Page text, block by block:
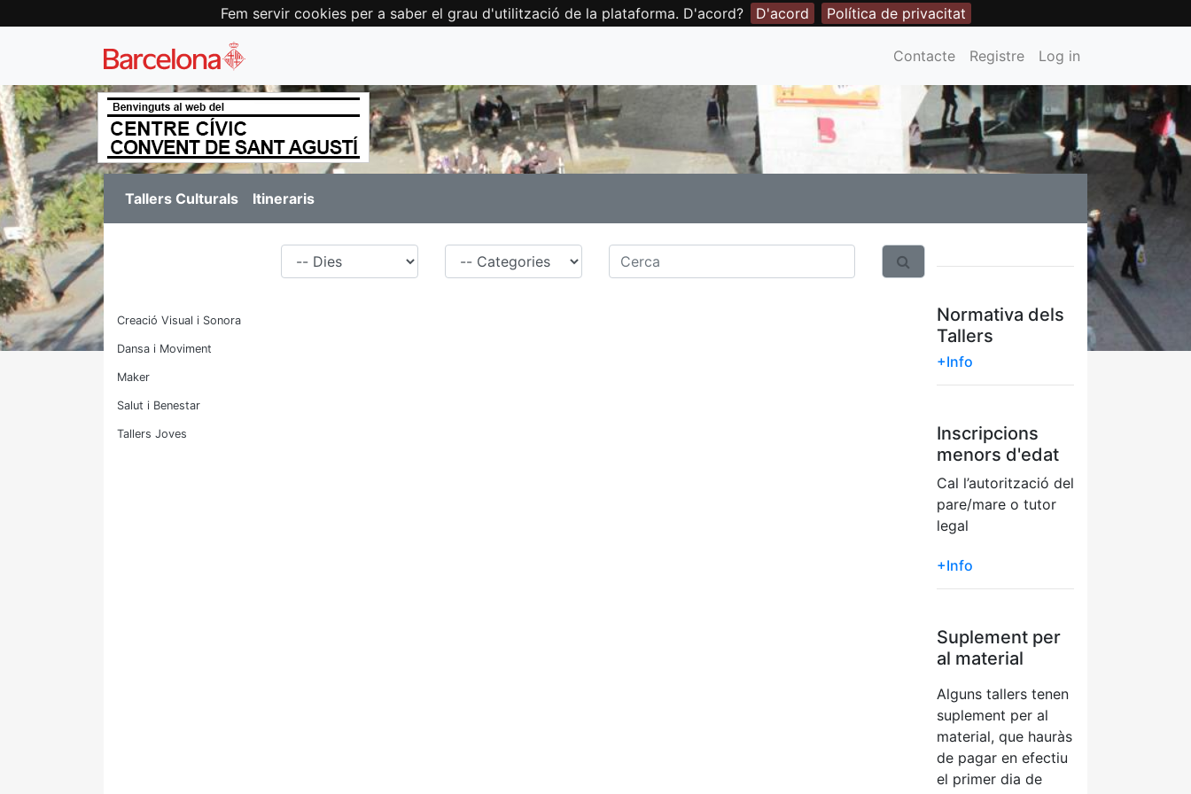
Fem servir cookies per a saber el grau d'utilització de la plataforma. D'acord? D'acord Política de privacitat
Contacte Registre Log in
Tallers Culturals Itineraris
Creació Visual i Sonora
Dansa i Moviment
Maker
Salut i Benestar
Tallers Joves
Cerca
Normativa dels
Tallers
+Info
Inscripcions
menors d'edat
Cal l’autorització del
pare/mare o tutor
legal
+Info
Suplement per
al material
Alguns tallers tenen
suplement per al
material, que hauràs
de pagar en efectiu
el primer dia de